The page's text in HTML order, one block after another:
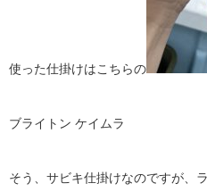
使った仕掛けはこちらの
ブライトン ケイムラ
そう、サビキ仕掛けなのですが、